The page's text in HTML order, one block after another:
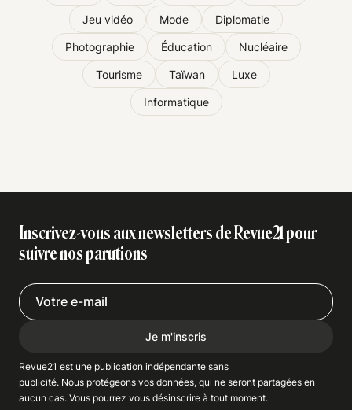
Jeu vidéo Mode Diplomatie
Photographie Éducation Nucléaire
Tourisme Taïwan Luxe
Informatique
Inscrivez-vous aux newsletters de Revue21 pour
suivre nos parutions
Je m'inscris
Revue21 est une publication indépendante sans
publicité. Nous protégeons vos données, qui ne seront partagées en
aucun cas. Vous pourrez vous désinscrire à tout moment.